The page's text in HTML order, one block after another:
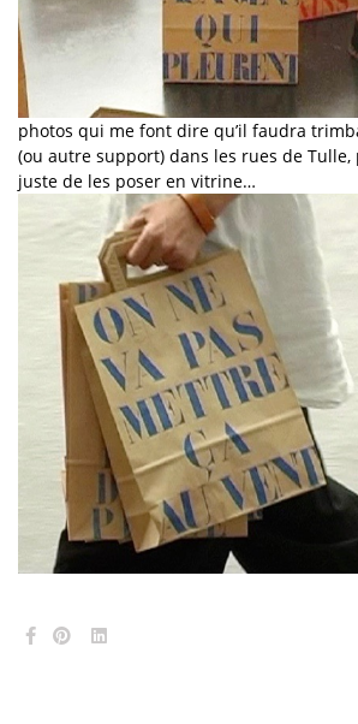
photos qui me font dire qu’il faudra
(ou autre support) dans les rues de Tulle,
juste de les poser en vitrine…